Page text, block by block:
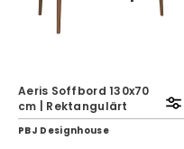
Aeris Soffbord 130x70
cm | Rektangulärt
PBJ Designhouse